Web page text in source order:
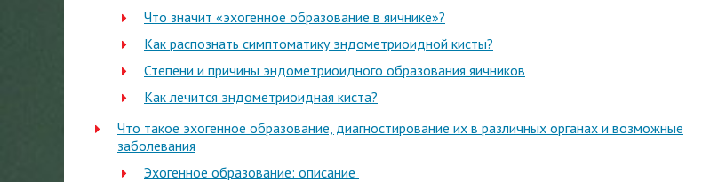
Что значит «эхогенное образование в яичнике»?
Как распознать симптоматику эндометриоидной кисты?
Степени и причины эндометриоидного образования яичников
Как лечится эндометриоидная киста?
Что такое эхогенное образование, диагностирование их в различных органах и возможные
заболевания
Эхогенное образование: описание